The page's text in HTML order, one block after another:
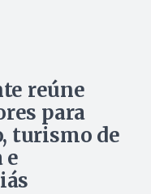
reúne
para
turismo de
e